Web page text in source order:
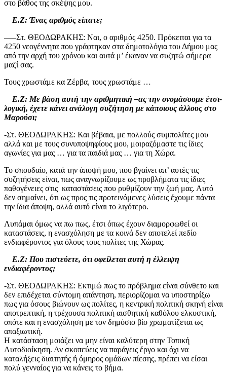
στο βάθος της σκέψης μου.
Ε.Ζ: Ένας αριθμός είπατε;
—–Στ. ΘΕΟΔΩΡΑΚΗΣ: Ναι, ο αριθμός 4250. Πρόκειται για τα
4250 νεογέννητα που γράφτηκαν στα δημοτολόγια του Δήμου μας
από την αρχή του χρόνου και αυτά μ’ έκαναν να συζητώ σήμερα
μαζί σας.
Τους χρωστάμε κα Ζέρβα, τους χρωστάμε …
Ε.Ζ: Με βάση αυτή την αριθμητική –ας την ονομάσουμε έτσι-
λογική, έχετε κάνει ανάλογη συζήτηση με κάποιους άλλους στο
Μαρούσι;
-Στ. ΘΕΟΔΩΡΑΚΗΣ: Και βέβαια, με πολλούς συμπολίτες μου
αλλά και με τους συνυποψηφίους μου, μοιραζόμαστε τις ίδιες
αγωνίες για μας … για τα παιδιά μας … για τη Χώρα.
Το σπουδαίο, κατά την άποψή μου, που βγαίνει απ’ αυτές τις
συζητήσεις είναι, πως αναγνωρίζουμε ως προβλήματα τις ίδιες
παθογένειες στις καταστάσεις που ρυθμίζουν την ζωή μας. Αυτό
δεν σημαίνει, ότι ως προς τις προτεινόμενες λύσεις έχουμε πάντα
την ίδια άποψη, αλλά αυτό είναι το λιγότερο.
Λυπάμαι όμως να πω πως, έτσι όπως έχουν διαμορφωθεί οι
καταστάσεις, η ενασχόληση με τα κοινά δεν αποτελεί πεδίο
ενδιαφέροντος για όλους τους πολίτες της Χώρας.
Ε.Ζ: Που πιστεύετε, ότι οφείλεται αυτή η έλλειψη
ενδιαφέροντος;
-Στ. ΘΕΟΔΩΡΑΚΗΣ: Εκτιμώ πως το πρόβλημα είναι σύνθετο και
δεν επιδέχεται σύντομη απάντηση, περιορίζομαι να υποστηρίξω
πως για όσους βιώνουν ως πολίτες, η κεντρική πολιτική σκηνή είναι
αποτρεπτική, η τρέχουσα πολιτική αισθητική καθόλου ελκυστική,
οπότε και η ενασχόληση με τον δημόσιο βίο χρωματίζεται ως
απαξιωτική.
Η κατάσταση μοιάζει να μην είναι καλύτερη στην Τοπική
Αυτοδιοίκηση. Αν σκοπεύεις να παράγεις έργο και όχι να
καταλήξεις διαιτητής ή όμηρος ομάδων πίεσης, πρέπει να είσαι
πολύ γενναίος για να κάνεις το βήμα.